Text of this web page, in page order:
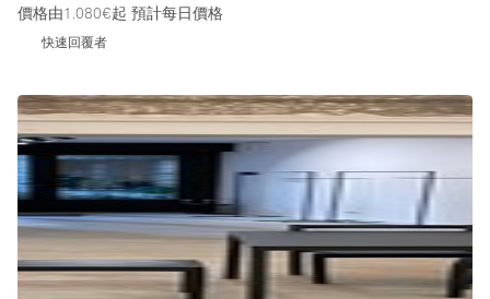
Furniture
Garden
Ground Floor
Handicap Accessible
Haussmann Style
Heating
Industrial
價格由1.080€起 預計每日價格
快速回覆者